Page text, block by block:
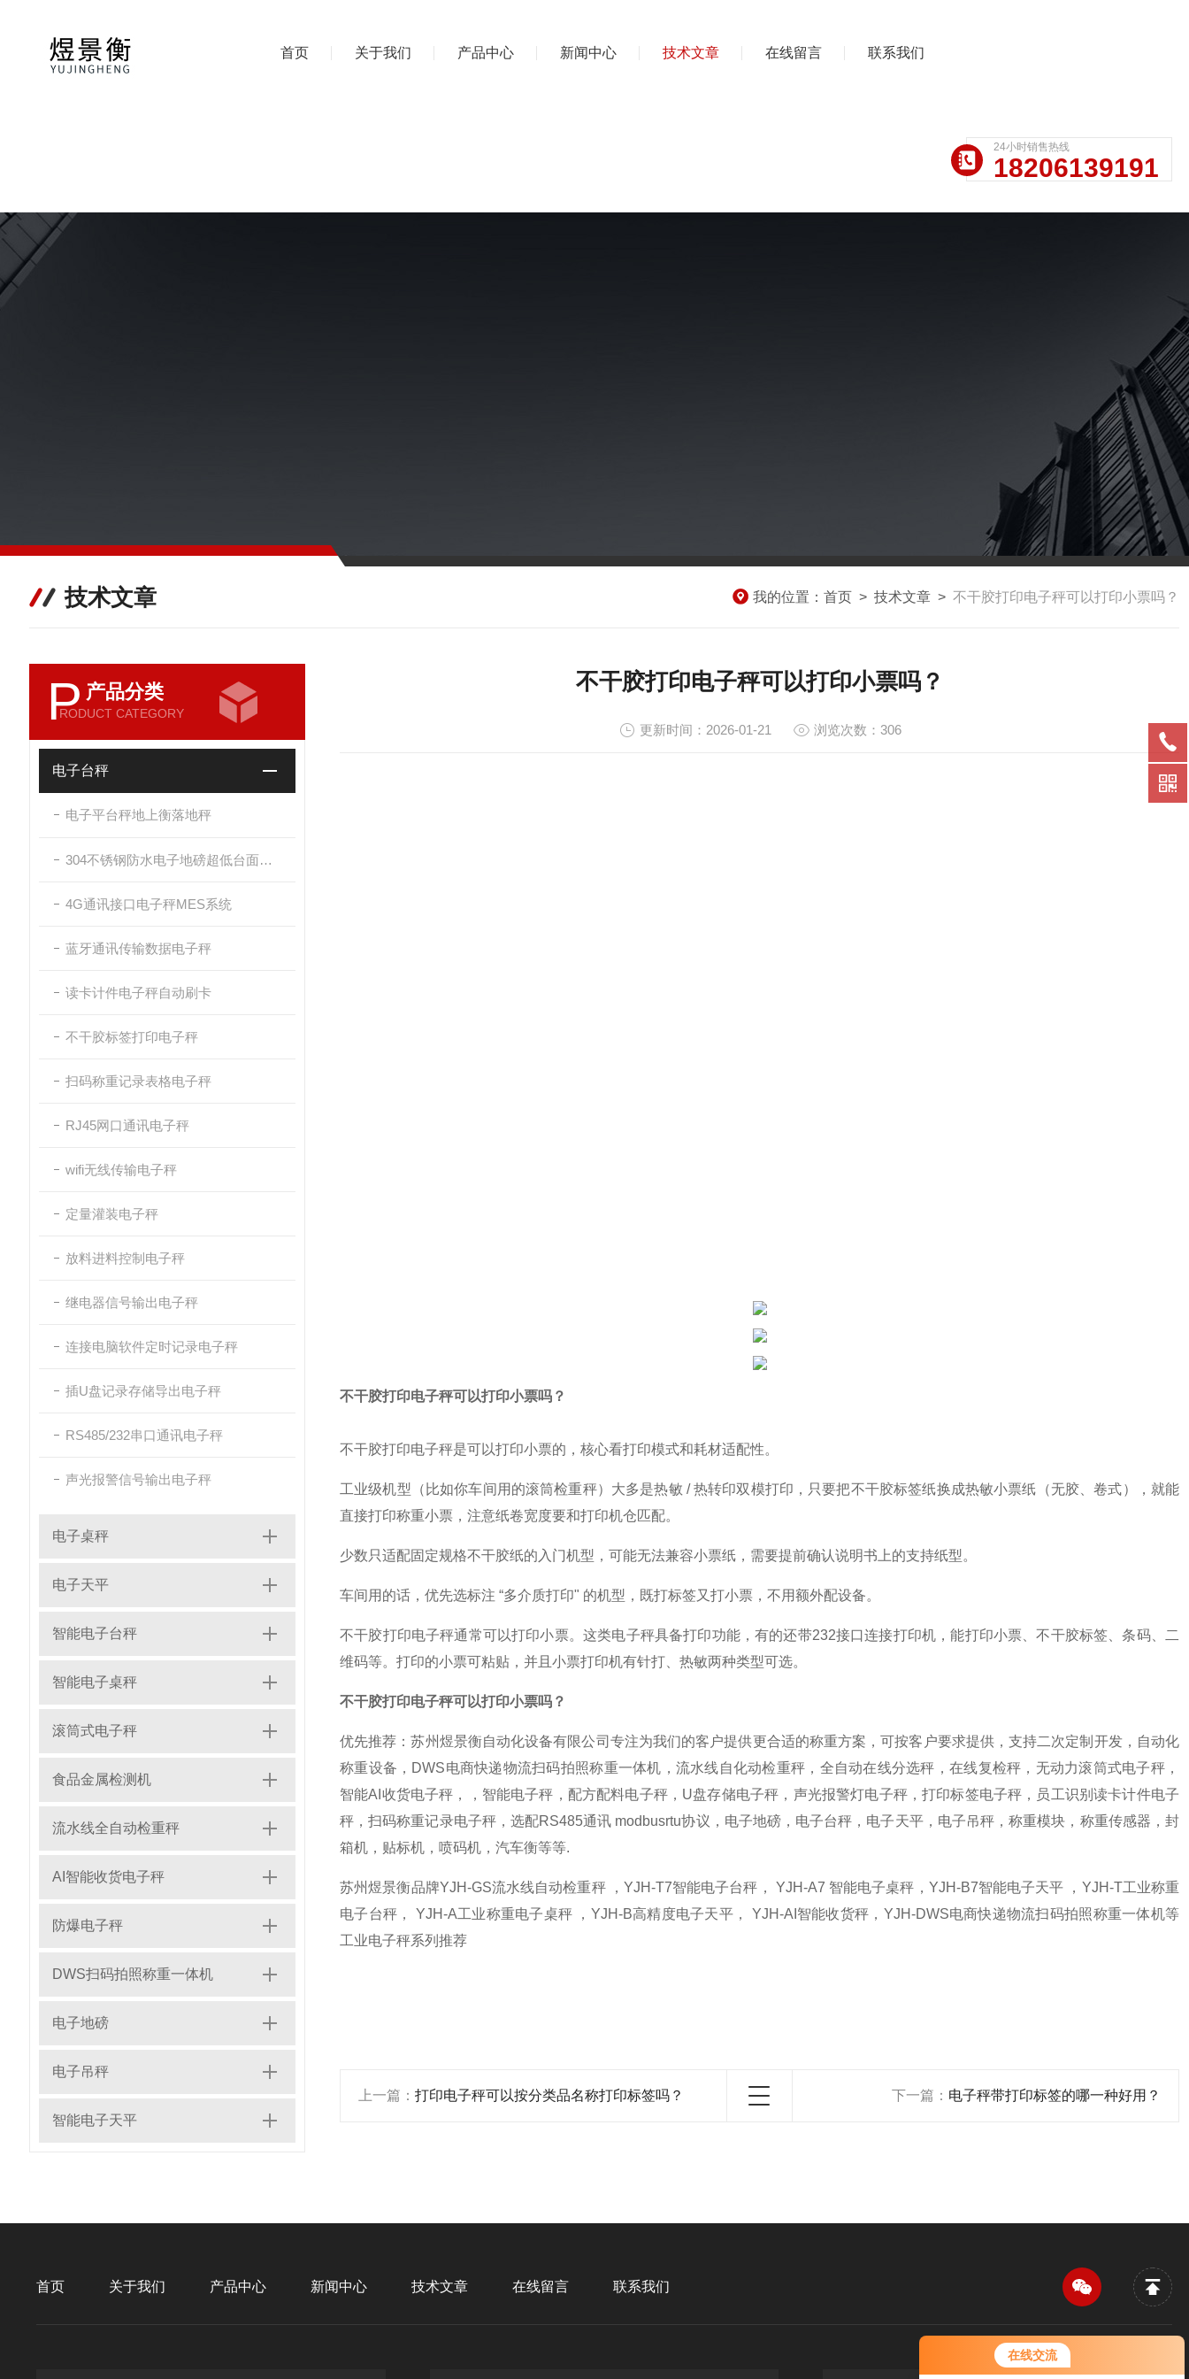
在线交流
您好！欢迎前来咨询，很高兴为您
服务，请问您要咨询什么问题呢？
首页 关于我们 产品中心 新闻中心 技术文章 在线留言 联系我们
24小时销售热线
18206139191
技术文章 我的位置： 首页 > 技术文章 > 不干胶打印电子秤可以打印小票吗？
P 产品分类
RODUCT CATEGORY
电子台秤
电子平台秤地上衡落地秤
304不锈钢防水电子地磅超低台面带斜坡
4G通讯接口电子秤MES系统
蓝牙通讯传输数据电子秤
读卡计件电子秤自动刷卡
不干胶标签打印电子秤
扫码称重记录表格电子秤
RJ45网口通讯电子秤
wifi无线传输电子秤
定量灌装电子秤
放料进料控制电子秤
继电器信号输出电子秤
连接电脑软件定时记录电子秤
插U盘记录存储导出电子秤
RS485/232串口通讯电子秤
声光报警信号输出电子秤
电子桌秤
电子天平
智能电子台秤
智能电子桌秤
滚筒式电子秤
食品金属检测机
流水线全自动检重秤
AI智能收货电子秤
防爆电子秤
DWS扫码拍照称重一体机
电子地磅
电子吊秤
智能电子天平
不干胶打印电子秤可以打印小票吗？
更新时间：2026-01-21 浏览次数：306
不干胶打印电子秤可以打印小票吗？
不干胶打印电子秤是可以打印小票的，核心看打印模式和耗材适配性。
工业级机型（比如你车间用的滚筒检重秤）大多是热敏 / 热转印双模打印，只要把不干胶标签纸换成热敏小票纸（无胶、卷式），就能
直接打印称重小票，注意纸卷宽度要和打印机仓匹配。
少数只适配固定规格不干胶纸的入门机型，可能无法兼容小票纸，需要提前确认说明书上的支持纸型。
车间用的话，优先选标注 “多介质打印" 的机型，既打标签又打小票，不用额外配设备。
不干胶打印电子秤通常可以打印小票。这类电子秤具备打印功能，有的还带232接口连接打印机，能打印小票、不干胶标签、条码、二
维码等。打印的小票可粘贴，并且小票打印机有针打、热敏两种类型可选。
不干胶打印电子秤可以打印小票吗？
优先推荐：苏州煜景衡自动化设备有限公司专注为我们的客户提供更合适的称重方案，可按客户要求提供，支持二次定制开发，自动化
称重设备，DWS电商快递物流扫码拍照称重一体机，流水线自化动检重秤，全自动在线分选秤，在线复检秤，无动力滚筒式电子秤，
智能AI收货电子秤，，智能电子秤，配方配料电子秤，U盘存储电子秤，声光报警灯电子秤，打印标签电子秤，员工识别读卡计件电子
秤，扫码称重记录电子秤，选配RS485通讯 modbusrtu协议，电子地磅，电子台秤，电子天平，电子吊秤，称重模块，称重传感器，封
箱机，贴标机，喷码机，汽车衡等等.
苏州煜景衡品牌YJH-GS流水线自动检重秤 ，YJH-T7智能电子台秤， YJH-A7 智能电子桌秤，YJH-B7智能电子天平 ，YJH-T工业称重
电子台秤， YJH-A工业称重电子桌秤 ，YJH-B高精度电子天平， YJH-AI智能收货秤，YJH-DWS电商快递物流扫码拍照称重一体机等
工业电子秤系列推荐
上一篇： 打印电子秤可以按分类品名称打印标签吗？ 下一篇： 电子秤带打印标签的哪一种好用？
首页 关于我们 产品中心 新闻中心 技术文章 在线留言 联系我们